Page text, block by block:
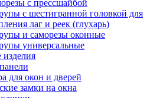
с прессшайбой
с шестигранной головкой для
лаг и реек (глухарь)
и саморезы оконные
универсальные
для окон и дверей
замки на окна